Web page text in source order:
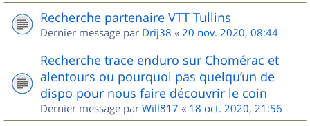
Recherche partenaire VTT Tullins
Dernier message par Drij38 « 20 nov. 2020, 08:44
Recherche trace enduro sur Chomérac et
alentours ou pourquoi pas quelqu’un de
dispo pour nous faire découvrir le coin
Dernier message par Will817 « 18 oct. 2020, 21:56